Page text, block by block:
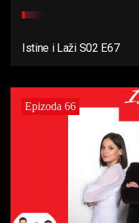
Istine i Laži S02 E67
Epizoda 66